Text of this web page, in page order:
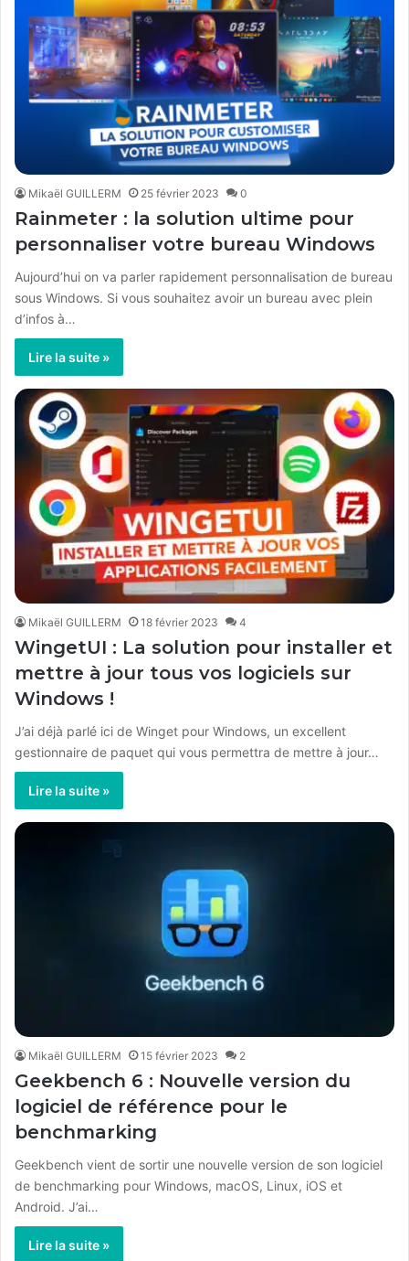
Mikaël GUILLERM 25 février 2023 0
Rainmeter : la solution ultime pour
personnaliser votre bureau Windows
Aujourd’hui on va parler rapidement personnalisation de bureau
sous Windows. Si vous souhaitez avoir un bureau avec plein
d’infos à…
Lire la suite »
Mikaël GUILLERM 18 février 2023 4
WingetUI : La solution pour installer et
mettre à jour tous vos logiciels sur
Windows !
J’ai déjà parlé ici de Winget pour Windows, un excellent
gestionnaire de paquet qui vous permettra de mettre à jour…
Lire la suite »
Mikaël GUILLERM 15 février 2023 2
Geekbench 6 : Nouvelle version du
logiciel de référence pour le
benchmarking
Geekbench vient de sortir une nouvelle version de son logiciel
de benchmarking pour Windows, macOS, Linux, iOS et
Android. J’ai…
Lire la suite »